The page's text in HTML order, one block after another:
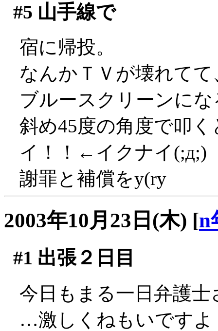
#5 山手線で
宿に帰投。
なんかＴＶが壊れて
ブルースクリーンに
斜め45度の角度で叩
イ！！←イクナイ(;д;)
謝罪と補償をy(ry
2003年10月23日(木) [n
#1 出張２日目
今日もまる一日弁護
…激しくねもいですよ